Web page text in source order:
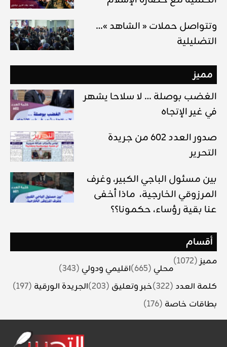
…وتتواصل حملات « الشاهد »
التضليلية
مميز
الغضب بوصلة … لا سلاحا يشهر
في غير الإتجاه
صدور العدد 602 من جريدة
التحرير
بين مسئول الباجي الكبير، وغرف
المرزوقي الخارجية، ماذا أخفى
عنا بقية رؤساء، حكمونا؟؟
أقسام
مميز(1072)
محلي (665) اقليمي ودولي (343)
كلمة العدد (322) خبر وتعليق (203) الجريدة الورقية (197)
بطاقات خاصة (176)